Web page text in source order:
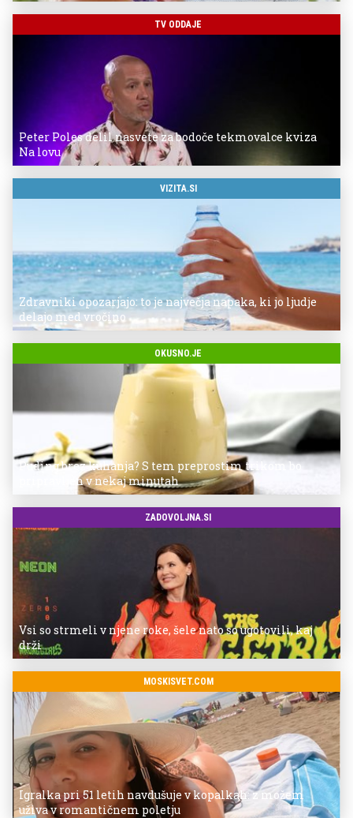
TV ODDAJE
Peter Poles delil nasvete za bodoče tekmovalce kviza
Na lovu
VIZITA.SI
Zdravniki opozarjajo: to je največja napaka, ki jo ljudje
delajo med vročino
OKUSNO.JE
Puding brez kuhanja? S tem preprostim trikom bo
pripravljen v nekaj minutah
ZADOVOLJNA.SI
Vsi so strmeli v njene roke, šele nato so ugotovili, kaj
drži
MOSKISVET.COM
Igralka pri 51 letih navdušuje v kopalkah: z možem
uživa v romantičnem poletju